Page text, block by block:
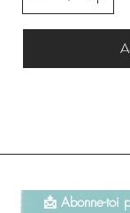
📩 Abonne-toi